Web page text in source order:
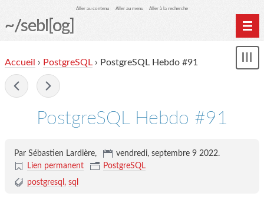
Aller au contenu Aller au menu Aller à la recherche
~/sebl[og]
Archives
Accueil › PostgreSQL › PostgreSQL Hebdo #91
PostgreSQL Hebdo #91
Par Sébastien Lardière, vendredi, septembre 9 2022.
Lien permanent
PostgreSQL
postgresql
sql